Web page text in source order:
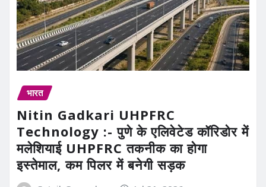
भारत
Nitin Gadkari UHPFRC
Technology :- पुणे के एलिवेटेड कॉरिडोर में
मलेशियाई UHPFRC तकनीक का होगा
इस्तेमाल, कम पिलर में बनेगी सड़क